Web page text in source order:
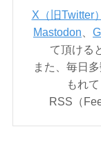
X（旧Twitter）
Mastodon
て頂ける
また、毎日
もれ
RSS（